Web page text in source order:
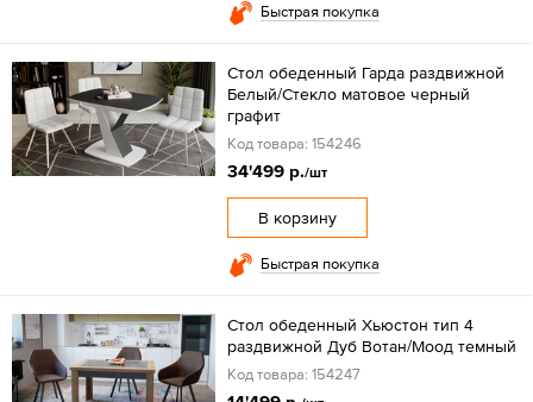
Быстрая покупка
Стол обеденный Гарда раздвижной
Белый/Стекло матовое черный
графит
Код товара: 154246
34'499 р./шт
В корзину
Быстрая покупка
Стол обеденный Хьюстон тип 4
раздвижной Дуб Вотан/Моод темный
Код товара: 154247